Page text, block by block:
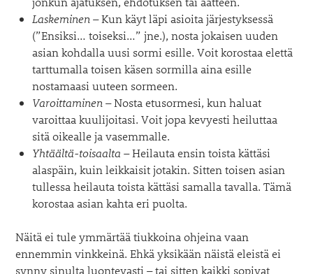
Laskeminen– Kun käyt läpi asioita järjestyksessä
(”Ensiksi… toiseksi…” jne.), nosta jokaisen uuden
asian kohdalla uusi sormi esille. Voit korostaa elettä
tarttumalla toisen käsen sormilla aina esille
nostamaasi uuteen sormeen.
Varoittaminen– Nosta etusormesi, kun haluat
varoittaa kuulijoitasi. Voit jopa kevyesti heiluttaa
sitä oikealle ja vasemmalle.
Yhtäältä-toisaalta –Heilauta ensin toista kättäsi
alaspäin, kuin leikkaisit jotakin. Sitten toisen asian
tullessa heilauta toista kättäsi samalla tavalla. Tämä
korostaa asian kahta eri puolta.
Näitä ei tule ymmärtää tiukkoina ohjeina vaan
ennemmin vinkkeinä. Ehkä yksikään näistä eleistä ei
synny sinulta luontevasti – tai sitten kaikki sopivat